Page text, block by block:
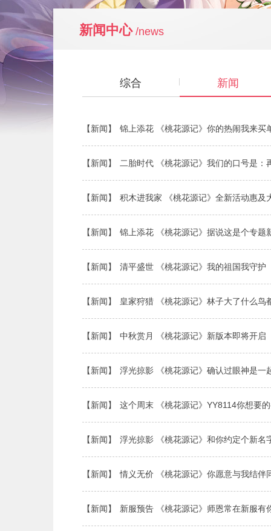
新闻中心 /news
综合 新闻
【新闻】 锦上添花 《桃花源记》你的热闹我来买
【新闻】 二胎时代 《桃花源记》我们的口号是：
【新闻】 积木进我家 《桃花源记》全新活动惠及
【新闻】 锦上添花 《桃花源记》据说这是个专题
【新闻】 清平盛世 《桃花源记》我的祖国我守护
【新闻】 皇家狩猎 《桃花源记》林子大了什么鸟
【新闻】 中秋赏月 《桃花源记》新版本即将开启
【新闻】 浮光掠影 《桃花源记》确认过眼神是一
【新闻】 这个周末 《桃花源记》YY8114你想要
【新闻】 浮光掠影 《桃花源记》和你约定个新名
【新闻】 情义无价 《桃花源记》你愿意与我结伴
【新闻】 新服预告 《桃花源记》师恩常在新服有